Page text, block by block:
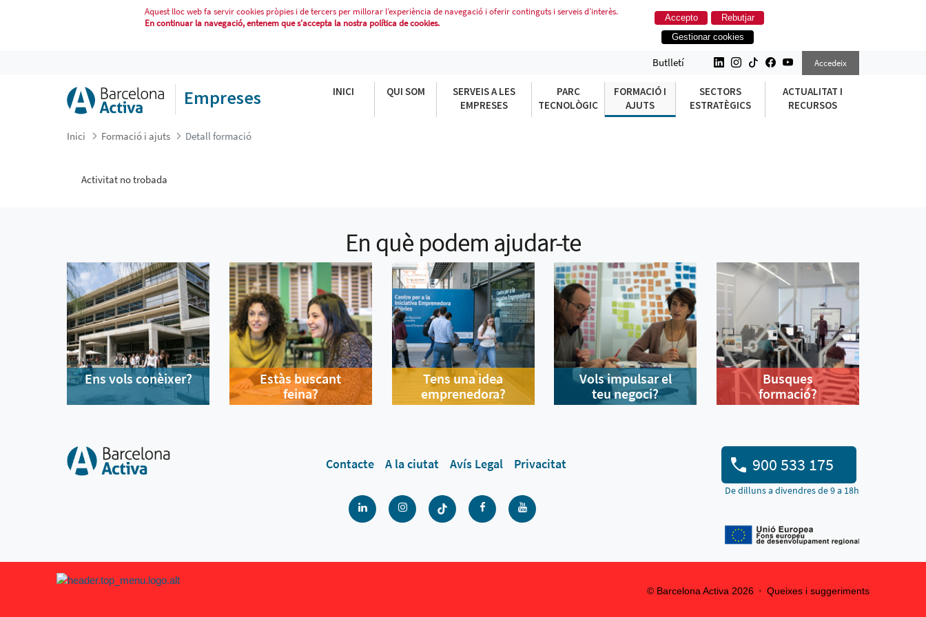
Aquest lloc web fa servir cookies pròpies i de tercers per millorar l’experiència de navegació i oferir continguts i serveis d’interès.
En continuar la navegació, entenem que s'accepta la nostra política de cookies.
Accepto
Rebutjar
Gestionar cookies
Butlletí Accedeix
Empreses INICI QUI SOM
SERVEIS A LES
EMPRESES
PARC
TECNOLÒGIC
FORMACIÓ I
AJUTS
SECTORS
ESTRATÈGICS
ACTUALITAT I
RECURSOS
Inici Formació i ajuts Detall formació
Activitat no trobada
En què podem ajudar-te
Ens vols conèixer?
Estàs buscant
feina?
Tens una idea
emprenedora?
Vols impulsar el
teu negoci?
Busques
formació?
Contacte A la ciutat Avís Legal Privacitat 900 533 175
De dilluns a divendres de 9 a 18h
© Barcelona Activa 2026 Queixes i suggeriments